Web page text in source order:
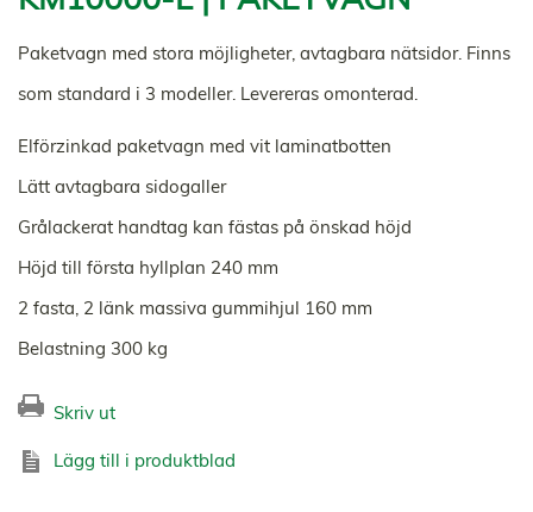
Paketvagn med stora möjligheter, avtagbara nätsidor. Finns
som standard i 3 modeller. Levereras omonterad.
Elförzinkad paketvagn med vit laminatbotten
Lätt avtagbara sidogaller
Grålackerat handtag kan fästas på önskad höjd
Höjd till första hyllplan 240 mm
2 fasta, 2 länk massiva gummihjul 160 mm
Belastning 300 kg
Skriv ut
Lägg till i produktblad